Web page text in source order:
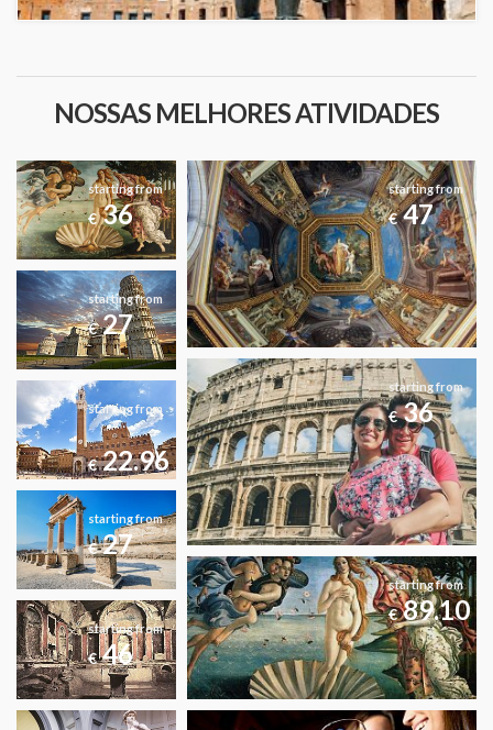
NOSSAS MELHORES ATIVIDADES
starting from
€36
starting from
€47
starting from
€27
starting from
€36
starting from
€22.96
starting from
€27
starting from
€89.10
starting from
€46